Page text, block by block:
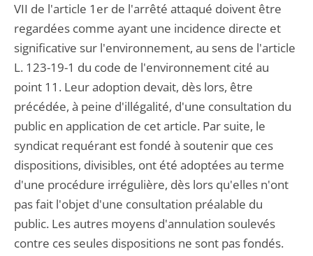
VII de l'article 1er de l'arrêté attaqué doivent être
regardées comme ayant une incidence directe et
significative sur l'environnement, au sens de l'article
L. 123-19-1 du code de l'environnement cité au
point 11. Leur adoption devait, dès lors, être
précédée, à peine d'illégalité, d'une consultation du
public en application de cet article. Par suite, le
syndicat requérant est fondé à soutenir que ces
dispositions, divisibles, ont été adoptées au terme
d'une procédure irrégulière, dès lors qu'elles n'ont
pas fait l'objet d'une consultation préalable du
public. Les autres moyens d'annulation soulevés
contre ces seules dispositions ne sont pas fondés.